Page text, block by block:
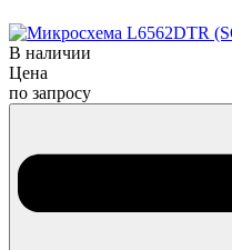
В наличии
Цена
по запросу